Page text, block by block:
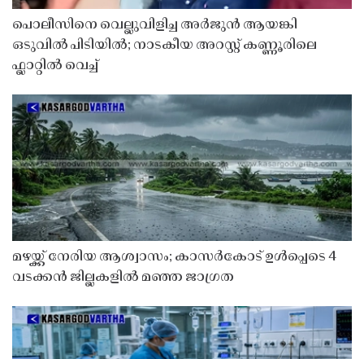
പൊലീസിനെ വെല്ലുവിളിച്ച അർജുൻ ആയങ്കി
ഒടുവിൽ പിടിയിൽ; നാടകീയ അറസ്റ്റ് കണ്ണൂരിലെ
ഫ്ലാറ്റിൽ വെച്ച്
മഴയ്ക്ക് നേരിയ ആശ്വാസം; കാസർകോട് ഉൾപ്പെടെ 4
വടക്കൻ ജില്ലകളിൽ മഞ്ഞ ജാഗ്രത